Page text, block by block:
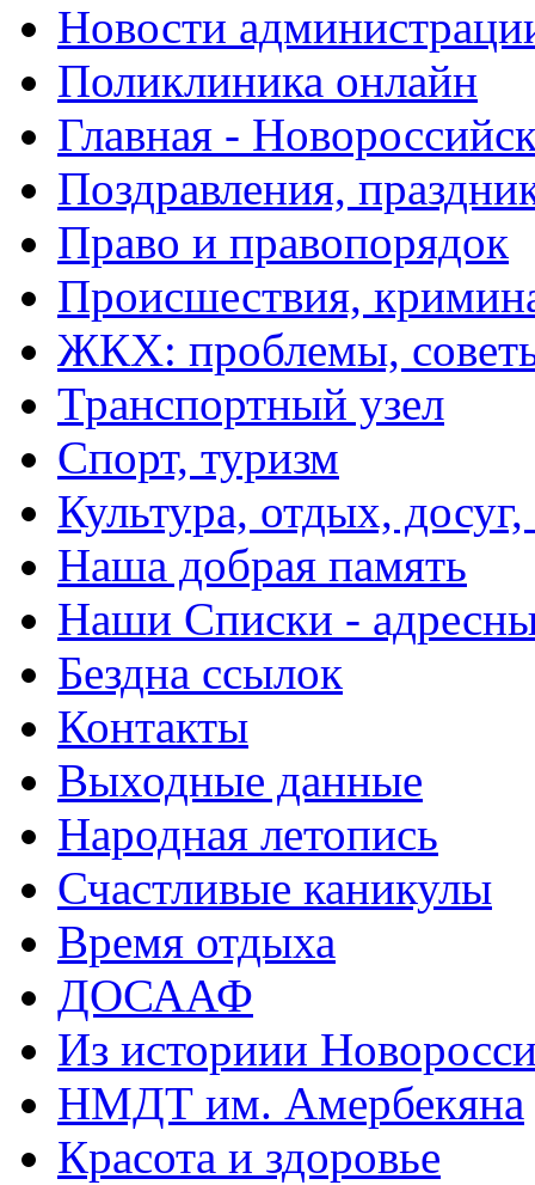
Новости
Поликлиника онлайн
Главная -
Поздравления,
Право и правопорядок
Происшествия,
ЖКХ: проблемы,
Транспортный узел
Спорт, туризм
Культура, отдых,
Наша добрая память
Наши Списки -
Бездна ссылок
Контакты
Выходные данные
Народная летопись
Счастливые каникулы
Время отдыха
ДОСААФ
Из историии
НМДТ им. Амербекяна
Красота и здоровье